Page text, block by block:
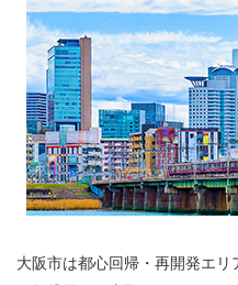
大阪市は都心回帰・再開発エリ